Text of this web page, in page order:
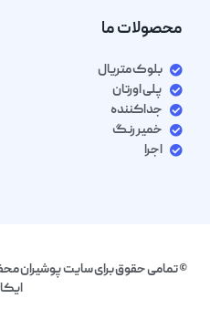
محصولات ما
بلوک متریال
پلی اورتان
جداکننده
خمیر رنگ
اجرا
© تمامی حقوق برای سایت پوشیران